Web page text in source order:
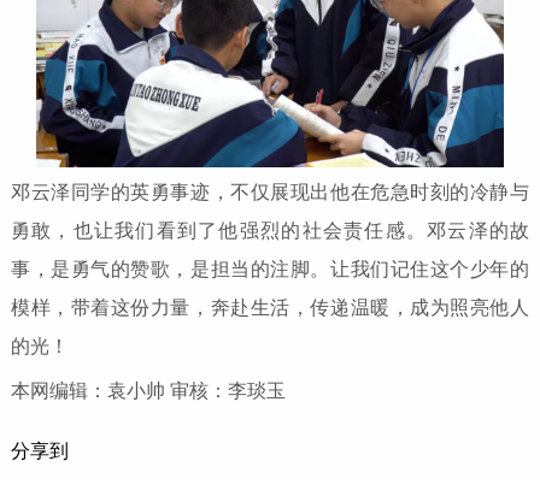
邓云泽同学的英勇事迹，不仅展现出他在危急时刻的冷静与
勇敢，也让我们看到了他强烈的社会责任感。邓云泽的故
事，是勇气的赞歌，是担当的注脚。让我们记住这个少年的
模样，带着这份力量，奔赴生活，传递温暖，成为照亮他人
的光！
本网编辑：袁小帅 审核：李琰玉
分享到